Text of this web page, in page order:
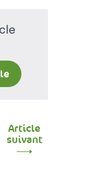
Article
suivant